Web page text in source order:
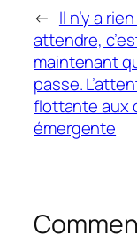
← Il n’y a
attendre,
maintenant
passe.
flottante aux
émergente